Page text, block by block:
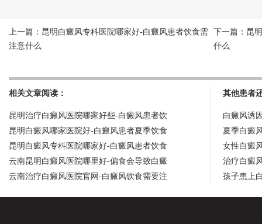
上一篇： 昆明白癜风专科医院哪家好-白癜风患者饮食需
注意什么
下一篇： 昆
什么
相关文章阅读：
昆明治疗白癜风医院哪家好些-白癜风患者饮
昆明白癜风哪家医院好-白癜风患者夏季饮食
昆明白癜风专科医院哪家好-白癜风患者饮食
云南昆明白癜风医院哪里好-偏食会导致白癜
云南治疗白癜风医院官网-白癜风饮食需要注
其他患者
白癜风诱
夏季白癜
女性白癜
治疗白癜
孩子患上